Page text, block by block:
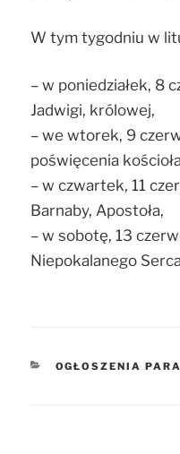
W tym tygodniu w
– w poniedziałek, 8
Jadwigi, królowej,
– we wtorek, 9
poświęcenia
– w czwartek, 11
Barnaby, Apostoła,
– w sobotę, 13
Niepokalanego
KATEGORIE
OGŁOSZENIA